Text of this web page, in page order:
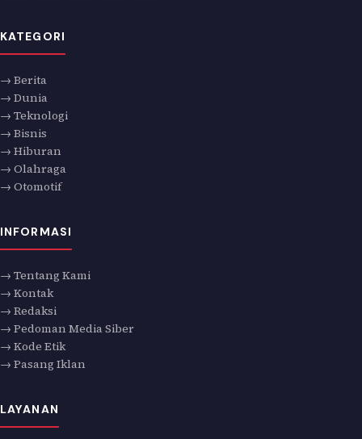
KATEGORI
→ Berita
→ Dunia
→ Teknologi
→ Bisnis
→ Hiburan
→ Olahraga
→ Otomotif
INFORMASI
→ Tentang Kami
→ Kontak
→ Redaksi
→ Pedoman Media Siber
→ Kode Etik
→ Pasang Iklan
LAYANAN